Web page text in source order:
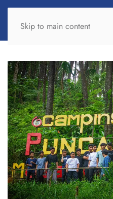
Skip to main content